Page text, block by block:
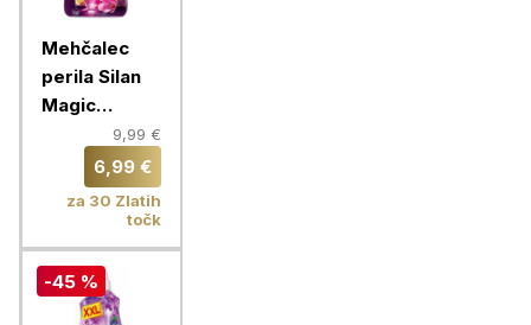
Mehčalec
perila Silan
Magic
Magnolia
2.772 L, 126
pranj
9,99 €
6,99 €
za 30 Zlatih
točk
-45 %